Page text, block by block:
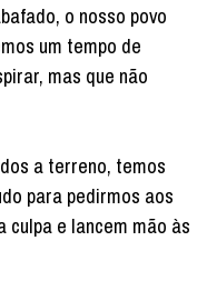
o nosso povo
um tempo de
mas que não
a terreno, temos
para pedirmos aos
culpa e lancem mão às